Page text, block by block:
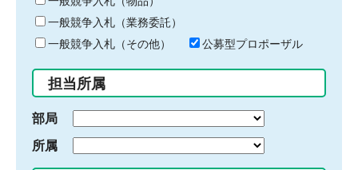
ワ
ー
ド
入
力
一般競争入札（業務委託）
一般競争入札（その他）
公募型プロポーザル
担当所属
部局
所属